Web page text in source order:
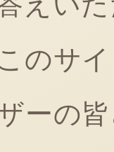
のサ
ーの